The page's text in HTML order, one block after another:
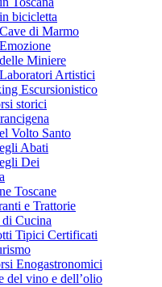
bicicletta
di Marmo
Miniere
Artistici
Escursionistico
storici
Volto Santo
Abati
Dei
Toscane
e Trattorie
Cucina
Tipici Certificati
Enogastronomici
del vino e dell’olio